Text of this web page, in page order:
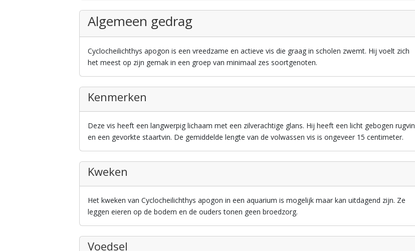
Algemeen gedrag
Cyclocheilichthys apogon is een vreedzame en actieve vis die graag in scholen zwemt. Hij voelt zich
het meest op zijn gemak in een groep van minimaal zes soortgenoten.
Kenmerken
Deze vis heeft een langwerpig lichaam met een zilverachtige glans. Hij heeft een licht gebogen rugvin
en een gevorkte staartvin. De gemiddelde lengte van de volwassen vis is ongeveer 15 centimeter.
Kweken
Het kweken van Cyclocheilichthys apogon in een aquarium is mogelijk maar kan uitdagend zijn. Ze
leggen eieren op de bodem en de ouders tonen geen broedzorg.
Voedsel